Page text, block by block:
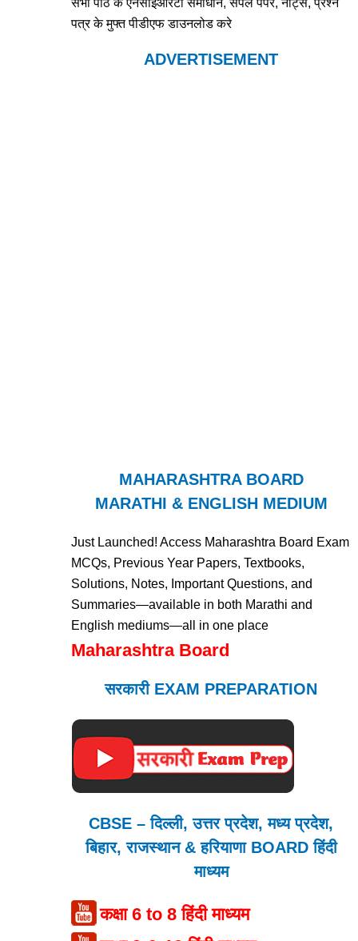
सभी पाठ के एनसीईआरटी समाधान, सैंपल पेपर, नोट्स, प्रश्न
पत्र के मुफ्त पीडीएफ डाउनलोड करे
ADVERTISEMENT
MAHARASHTRA BOARD
MARATHI & ENGLISH MEDIUM
Just Launched! Access Maharashtra Board Exam
MCQs, Previous Year Papers, Textbooks,
Solutions, Notes, Important Questions, and
Summaries—available in both Marathi and
English mediums—all in one place
Maharashtra Board
सरकारी EXAM PREPARATION
CBSE – दिल्ली, उत्तर प्रदेश, मध्य प्रदेश,
बिहार, राजस्थान & हरियाणा BOARD हिंदी
माध्यम
कक्षा 6 to 8 हिंदी माध्यम